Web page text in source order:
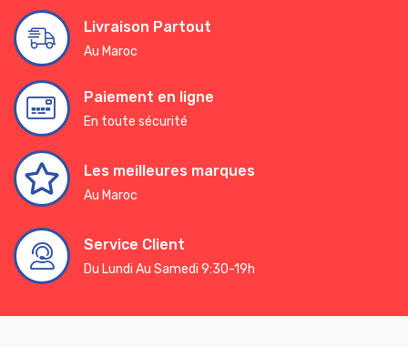
Livraison Partout
Au Maroc
Paiement en ligne
En toute sécurité
Les meilleures marques
Au Maroc
Service Client
Du Lundi Au Samedi 9:30-19h